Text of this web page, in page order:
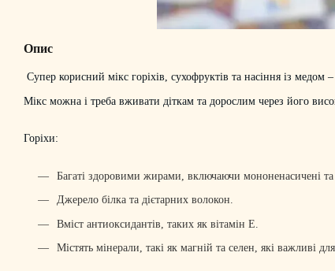
Опис
Супер корисний мікс горіхів, сухофруктів та насіння із
Мікс можна і треба вживати діткам та дорослим через його
Горіхи:
Багаті здоровими жирами, включаючи мононенасичені
Джерело білка та дієтарних волокон.
Вміст антиоксидантів, таких як вітамін Е.
Містять мінерали, такі як магній та селен, які важливі